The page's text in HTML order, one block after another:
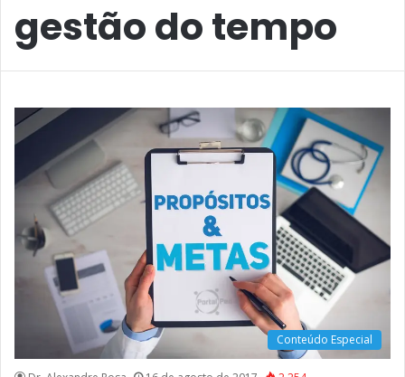
gestão do tempo
Conteúdo Especial